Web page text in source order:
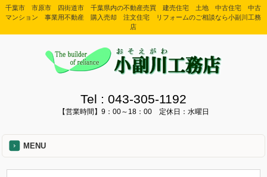
千葉市 市原市 四街道市 千葉県内の不動産売買 建売住宅 土地 中古住宅 中古
マンション 事業用不動産 購入売却 注文住宅 リフォームのご相談なら小副川工務
店
Tel : 043-305-1192
【営業時間】9：00～18：00 定休日：水曜日
MENU